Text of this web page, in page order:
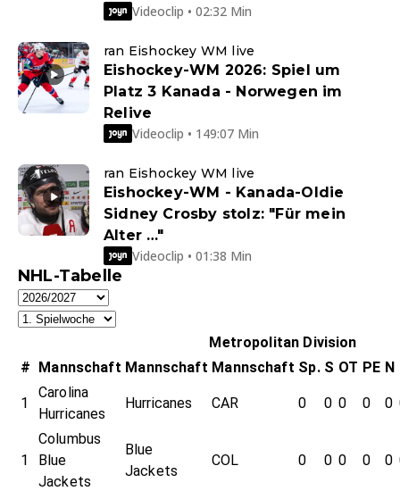
Videoclip • 02:32 Min
ran Eishockey WM live
Eishockey-WM 2026: Spiel um
Platz 3 Kanada - Norwegen im
Relive
Videoclip • 149:07 Min
ran Eishockey WM live
Eishockey-WM - Kanada-Oldie
Sidney Crosby stolz: "Für mein
Alter …"
Videoclip • 01:38 Min
NHL-Tabelle
Metropolitan Division
# Mannschaft Mannschaft Mannschaft Sp. S OT PE N
1
Carolina
Hurricanes
Hurricanes CAR 0 0 0 0 0
1
Columbus
Blue
Jackets
Blue
Jackets
COL 0 0 0 0 0